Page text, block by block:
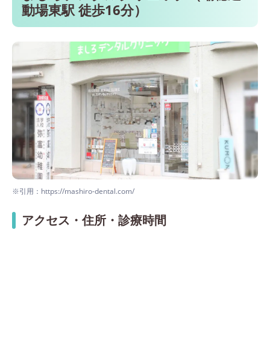
動場東駅 徒歩16分）
※引用：https://mashiro-dental.com/
アクセス・住所・診療時間